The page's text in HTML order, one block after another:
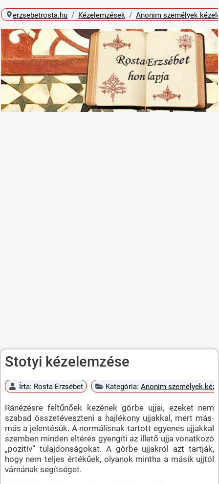
erzsebetrosta.hu Kézelemzések Anonim személyek
Stotyi kézelemzése
Írta: Rosta Erzsébet Kategória:Anonim személyek
Ránézésre feltűnőek kezének görbe ujjai, ezeket nem
szabad összetéveszteni a hajlékony ujjakkal, mert más-
más a jelentésük. A normálisnak tartott egyenes ujjakkal
szemben minden eltérés gyengíti az illető ujja vonatkozó
„pozitív” tulajdonságokat. A görbe ujjakról azt tartják,
hogy nem teljes értékűek, olyanok mintha a másik ujjtól
várnának segítséget.